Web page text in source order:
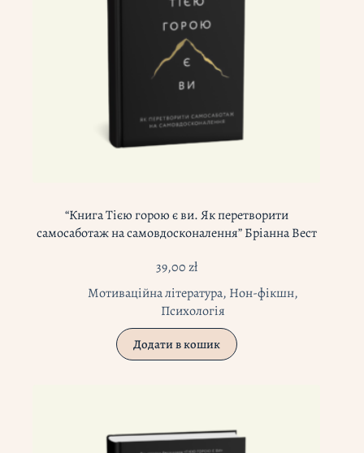
“Книга Тією горою є ви. Як перетворити
самосаботаж на самовдосконалення” Бріанна Вест
39,00zł
Мотиваційна література, Нон-фікшн,
Психологія
Додати в кошик